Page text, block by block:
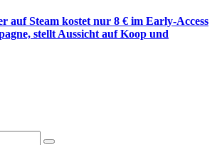
auf Steam kostet nur 8 € im Early-Access
stellt Aussicht auf Koop und